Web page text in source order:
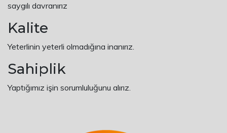
saygılı davranırız
Kalite
Yeterlinin yeterli olmadığına inanırız.
Sahiplik
Yaptığımız işin sorumluluğunu alırız.